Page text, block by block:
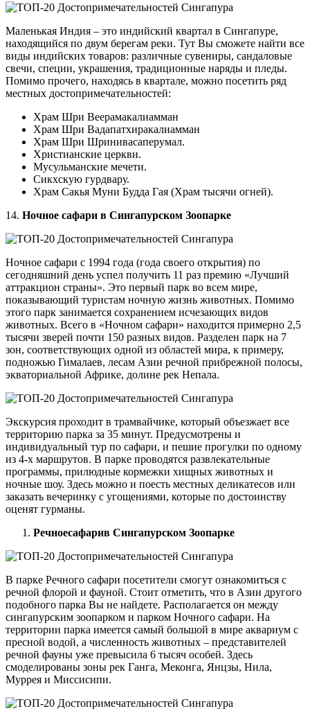
Маленькая Индия – это индийский квартал в Сингапуре,
находящийся по двум берегам реки. Тут Вы сможете найти все
виды индийских товаров: различные сувениры, сандаловые
свечи, специи, украшения, традиционные наряды и пледы.
Помимо прочего, находясь в квартале, можно посетить ряд
местных достопримечательностей:
Храм Шри Веерамакалиамман
Храм Шри Вадапатхиракалиамман
Храм Шри Шринивасаперумал.
Христианские церкви.
Мусульманские мечети.
Сикхскую гурдвару.
Храм Сакья Муни Будда Гая (Храм тысячи огней).
14. Ночное сафари в Сингапурском Зоопарке
Ночное сафари с 1994 года (года своего открытия) по
сегодняшний день успел получить 11 раз премию «Лучший
аттракцион страны». Это первый парк во всем мире,
показывающий туристам ночную жизнь животных. Помимо
этого парк занимается сохранением исчезающих видов
животных. Всего в «Ночном сафари» находится примерно 2,5
тысячи зверей почти 150 разных видов. Разделен парк на 7
зон, соответствующих одной из областей мира, к примеру,
подножью Гималаев, лесам Азии речной прибрежной полосы,
экваториальной Африке, долине рек Непала.
Экскурсия проходит в трамвайчике, который объезжает все
территорию парка за 35 минут. Предусмотрены и
индивидуальный тур по сафари, и пешие прогулки по одному
из 4-х маршрутов. В парке проводятся развлекательные
программы, прилюдные кормежки хищных животных и
ночные шоу. Здесь можно и поесть местных деликатесов или
заказать вечеринку с угощениями, которые по достоинству
оценят гурманы.
Речноeсафарив Сингапурском Зоопарке
В парке Речного сафари посетители смогут ознакомиться с
речной флорой и фауной. Стоит отметить, что в Азии другого
подобного парка Вы не найдете. Располагается он между
сингапурским зоопарком и парком Ночного сафари. На
территории парка имеется самый большой в мире аквариум с
пресной водой, а численность животных – представителей
речной фауны уже превысила 6 тысяч особей. Здесь
смоделированы зоны рек Ганга, Меконга, Янцзы, Нила,
Муррея и Миссисипи.